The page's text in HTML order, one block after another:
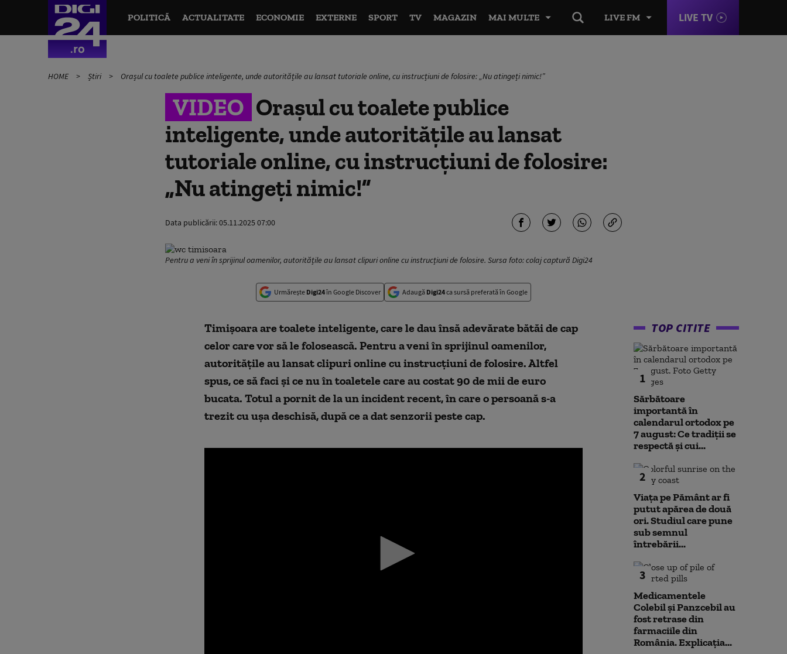
LIVE FM LIVE TV
POLITICĂ ACTUALITATE ECONOMIE EXTERNE SPORT TV MAGAZIN MAI MULTE
HOME Știri Orașul cu toalete publice inteligente, unde autoritățile au lansat tutoriale online, cu instrucțiuni de folosire: „Nu atingeți nimic!”
VIDEO Orașul cu toalete publice
inteligente, unde autoritățile au lansat
tutoriale online, cu instrucțiuni de folosire:
„Nu atingeți nimic!”
Data publicării:05.11.2025 07:00
Pentru a veni în sprijinul oamenilor, autoritățile au lansat clipuri online cu instrucțiuni de folosire. Sursa foto: colaj captură Digi24
Urmărește Digi24în Google Discover Adaugă Digi24ca sursă preferată în Google
Timișoara are toalete inteligente, care le dau însă adevărate bătăi de cap
celor care vor să le folosească. Pentru a veni în sprijinul oamenilor,
autoritățile au lansat clipuri online cu instrucțiuni de folosire. Altfel
spus, ce să faci și ce nu în toaletele care au costat 90 de mii de euro
bucata. Totul a pornit de la un incident recent, în care o persoană s-a
trezit cu ușa deschisă, după ce a dat senzorii peste cap.
TOP CITITE
1
Sărbătoare
importantă în
calendarul ortodox pe
7 august: Ce tradiții se
respectă și cui...
2
Viața pe Pământ ar fi
putut apărea de două
ori. Studiul care pune
sub semnul
întrebării...
3
Medicamentele
Colebil și Panzcebil au
fost retrase din
farmaciile din
România. Explicația...